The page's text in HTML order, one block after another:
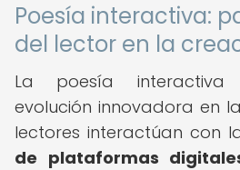
Poesía interactiva:
del lector en la
La poesía interactiva
evolución innovadora en
lectores interactúan con
de plataformas